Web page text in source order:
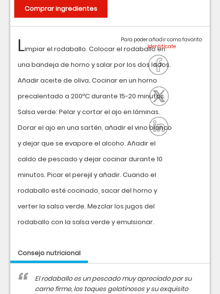
Limpiar el rodaballo. Colocar el rodaballo en
una bandeja de horno y salar por los dos lados.
Añadir aceite de oliva. Cocinar en un horno
precalentado a 200ºC durante 15-20 minutos.
Salsa verde: Pelar y cortar el ajo en láminas.
Dorar el ajo en una sartén, añadir el vino blanco
y dejar que se evapore el alcoho. Añadir el
caldo de pescado y dejar cocinar durante 10
minutos. Picar el perejil y añadir. Cuando el
rodaballo esté cocinado, sacar del horno y
verter la salsa verde. Mezclar los jugos del
rodaballo con la salsa verde y emulsionar.
Consejo nutricional
El rodaballo es un pescado muy apreciado por su
carne firme, los toques gelatinosos y su exquisito
Para poder añadir como favorito
Comprar ingredientes